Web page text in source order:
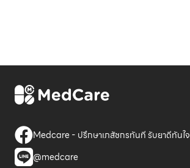
Medcare - ปรึกษาเภสัชกรทันที รับยาดีทันใจ
@medcare